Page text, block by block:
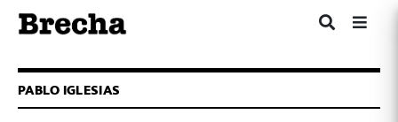
PABLO IGLESIAS